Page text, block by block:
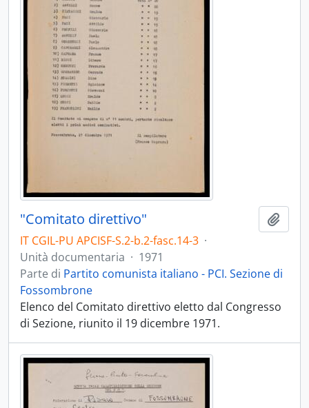
"Comitato direttivo"
IT CGIL-PU APCISF-S.2-b.2-fasc.14-3 ·
Unità documentaria · 1971
Parte di Partito comunista italiano - PCI. Sezione di
Fossombrone
Elenco del Comitato direttivo eletto dal Congresso
di Sezione, riunito il 19 dicembre 1971.